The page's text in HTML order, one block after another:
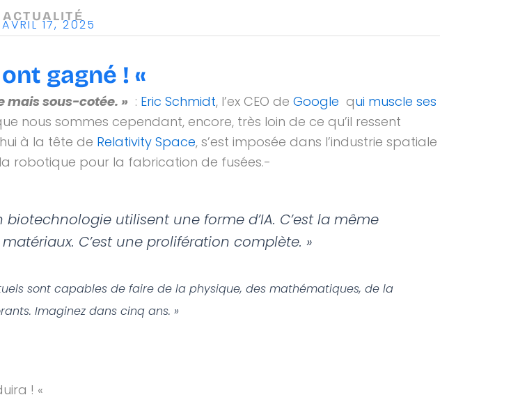
ACTUALITÉ
AVRIL 17, 2025
gagné ! «
mais sous-cotée. » : Eric Schmidt, l’ex CEO de Google qui muscle ses
nous sommes cependant, encore, très loin de ce qu’il ressent
à la tête de Relativity Space, s’est imposée dans l’industrie spatiale
robotique pour la fabrication de fusées.-
utilisent une forme d’IA. C’est la même
C’est une prolifération complète. »
sont capables de faire de la physique, des mathématiques, de la
Imaginez dans cinq ans. »
! «